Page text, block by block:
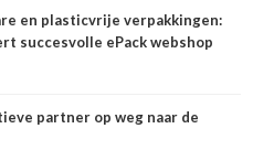
en plasticvrije verpakkingen:
succesvolle ePack webshop
partner op weg naar de